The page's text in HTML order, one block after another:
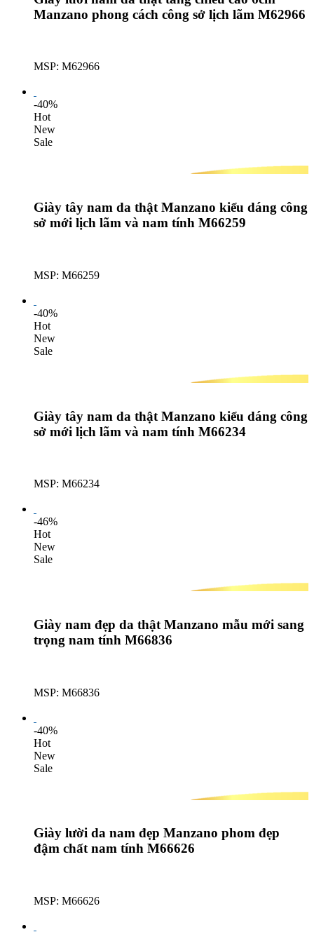
Manzano phong cách công sở lịch lãm M62966
MSP: M62966
-40%
Hot
New
Sale
Giày tây nam da thật Manzano kiểu dáng công
sở mới lịch lãm và nam tính M66259
MSP: M66259
-40%
Hot
New
Sale
Giày tây nam da thật Manzano kiểu dáng công
sở mới lịch lãm và nam tính M66234
MSP: M66234
-46%
Hot
New
Sale
Giày nam đẹp da thật Manzano mẫu mới sang
trọng nam tính M66836
MSP: M66836
-40%
Hot
New
Sale
Giày lười da nam đẹp Manzano phom đẹp
đậm chất nam tính M66626
MSP: M66626